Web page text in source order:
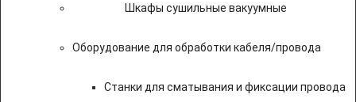
Шкафы сушильные вакуумные
Оборудование для обработки кабеля/провода
Станки для сматывания и фиксации провода